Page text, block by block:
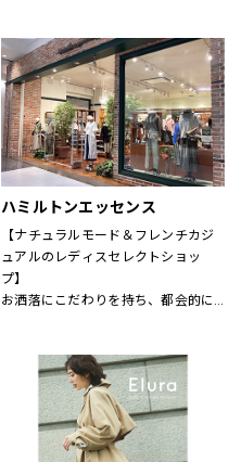
「新しい価値観へのドア」を開く案
内役として、日々の暮らしの中で大
切なものを一緒に見つけていきたい
と考えています。
あなたらしいスタイル、あなたにと
ってのベーシックを、DOORSへ探し
にきてください。
ハミルトンエッセンス
【ナチュラルモード＆フレンチカジ
ュアルのレディスセレクトショッ
プ】
お洒落にこだわりを持ち、都会的に
案型セレクトショップ。
自然空間に存在する色と素材、様々
なテイストが融合した居心地の良い
店内でくつろぎながらお洒落が楽し
める、そんな空間をご提供します。